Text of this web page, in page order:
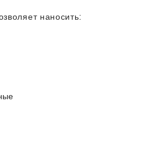
наносить: